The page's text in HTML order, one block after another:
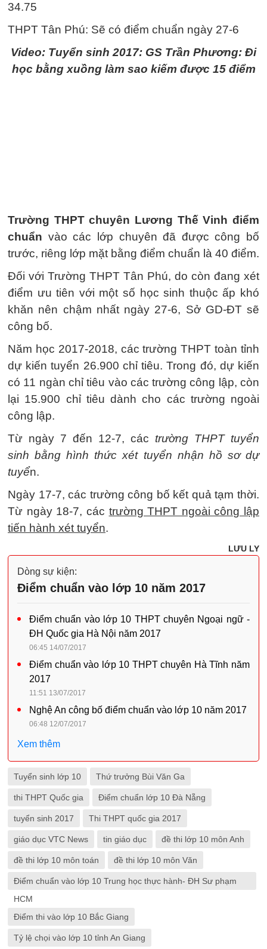
34.75
THPT Tân Phú: Sẽ có điểm chuẩn ngày 27-6
Video: Tuyển sinh 2017: GS Trần Phương: Đi
học bằng xuồng làm sao kiếm được 15 điểm
Trường THPT chuyên Lương Thế Vinh điểm
chuẩn vào các lớp chuyên đã được công bố
trước, riêng lớp mặt bằng điểm chuẩn là 40 điểm.
Đối với Trường THPT Tân Phú, do còn đang xét
điểm ưu tiên với một số học sinh thuộc ấp khó
khăn nên chậm nhất ngày 27-6, Sở GD-ĐT sẽ
công bố.
Năm học 2017-2018, các trường THPT toàn tỉnh
dự kiến tuyển 26.900 chỉ tiêu. Trong đó, dự kiến
có 11 ngàn chỉ tiêu vào các trường công lập, còn
lại 15.900 chỉ tiêu dành cho các trường ngoài
công lập.
Từ ngày 7 đến 12-7, các trường THPT tuyển
sinh bằng hình thức xét tuyển nhận hồ sơ dự
tuyển.
Ngày 17-7, các trường công bố kết quả tạm thời.
Từ ngày 18-7, các trường THPT ngoài công lập
tiến hành xét tuyển.
LƯU LY
Dòng sự kiện:
Điểm chuẩn vào lớp 10 năm 2017
Điểm chuẩn vào lớp 10 THPT chuyên Ngoại ngữ -
ĐH Quốc gia Hà Nội năm 2017
06:45 14/07/2017
Điểm chuẩn vào lớp 10 THPT chuyên Hà Tĩnh năm
2017
11:51 13/07/2017
Nghệ An công bố điểm chuẩn vào lớp 10 năm 2017
06:48 12/07/2017
Xem thêm
Tuyển sinh lớp 10 Thứ trưởng Bùi Văn Ga
thi THPT Quốc gia Điểm chuẩn lớp 10 Đà Nẵng
tuyển sinh 2017 Thi THPT quốc gia 2017
giáo dục VTC News tin giáo dục đề thi lớp 10 môn Anh
đề thi lớp 10 môn toán đề thi lớp 10 môn Văn
Điểm chuẩn vào lớp 10 Trung học thực hành- ĐH Sư phạm
HCM
Điểm thi vào lớp 10 Bắc Giang
Tỷ lệ chọi vào lớp 10 tỉnh An Giang